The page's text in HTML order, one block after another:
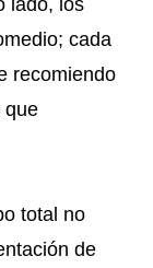
cada
recomiendo
que
total no
de